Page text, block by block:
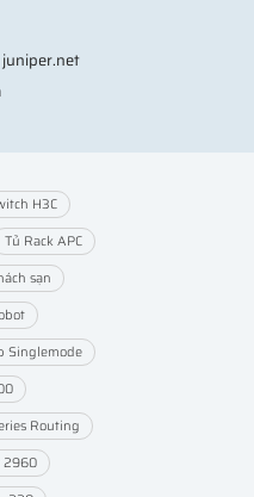
H3C
Tủ Rack APC
sạn
Singlemode
Routing
2960